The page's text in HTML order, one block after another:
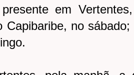
em
Capibaribe, no